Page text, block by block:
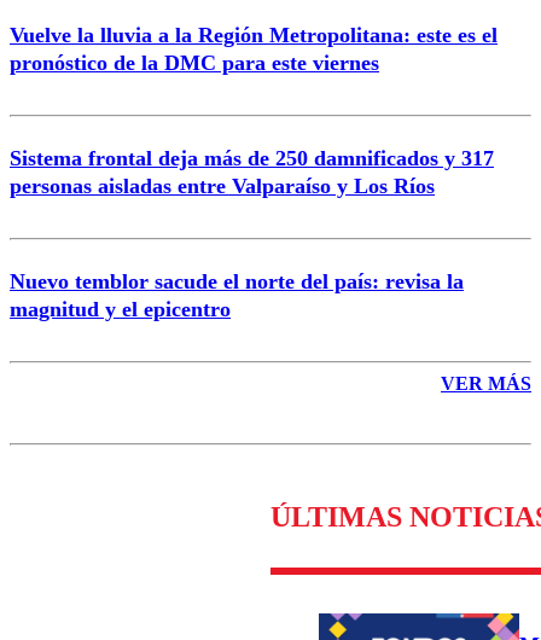
Enviar comentario
Vuelve la lluvia a la Región Metropolitana: este es el
pronóstico de la DMC para este viernes
Sistema frontal deja más de 250 damnificados y 317
personas aisladas entre Valparaíso y Los Ríos
Nuevo temblor sacude el norte del país: revisa la
magnitud y el epicentro
VER MÁS
ÚLTIMAS